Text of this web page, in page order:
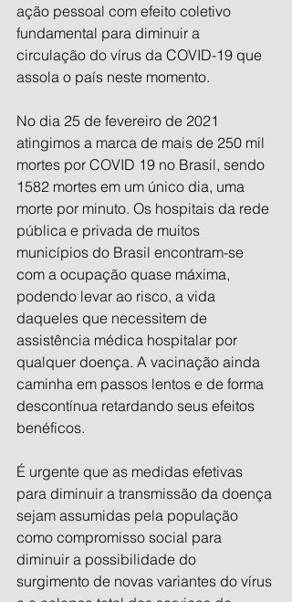
ação pessoal com efeito coletivo
fundamental para diminuir a
circulação do vírus da COVID-19 que
assola o país neste momento.
No dia 25 de fevereiro de 2021
atingimos a marca de mais de 250 mil
mortes por COVID 19 no Brasil, sendo
1582 mortes em um único dia, uma
morte por minuto. Os hospitais da rede
pública e privada de muitos
municípios do Brasil encontram-se
com a ocupação quase máxima,
podendo levar ao risco, a vida
daqueles que necessitem de
assistência médica hospitalar por
qualquer doença. A vacinação ainda
caminha em passos lentos e de forma
descontínua retardando seus efeitos
benéficos.
É urgente que as medidas efetivas
para diminuir a transmissão da doença
sejam assumidas pela população
como compromisso social para
diminuir a possibilidade do
surgimento de novas variantes do vírus